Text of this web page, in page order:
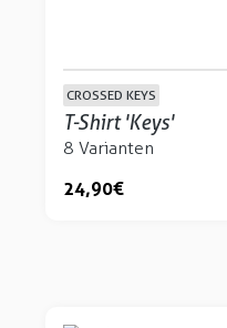
CROSSED KEYS
T-Shirt 'Keys'
8 Varianten
24,90 €